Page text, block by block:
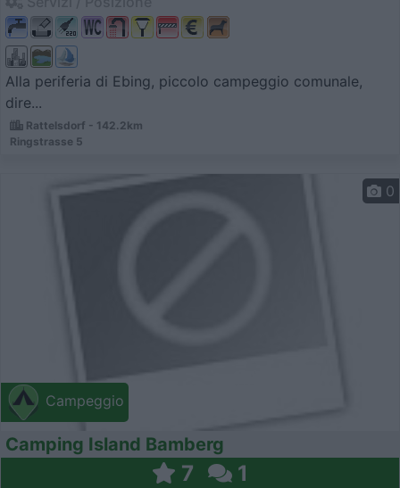
Alla periferia di Ebing, piccolo campeggio comunale,
dire...
Rattelsdorf - 142.2km
Ringstrasse 5
Campeggio
0
Camping Island Bamberg
7 1